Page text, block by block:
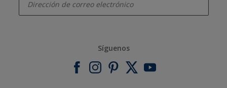
Síguenos